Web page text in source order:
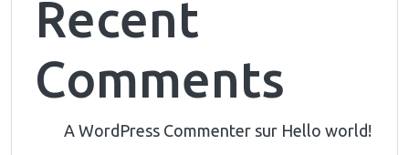
Recent
Comments
A WordPress Commenter sur Hello world!